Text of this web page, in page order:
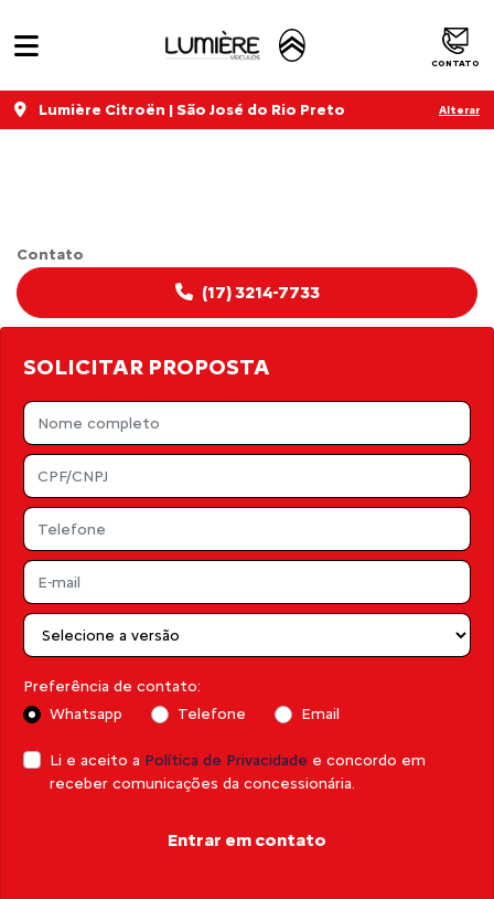
CONTATO
Lumière Citroën | São José do Rio Preto Alterar
SOLICITAR PROPOSTA
Preferência de contato:
Whatsapp
Telefone Email
Li e aceito a Política de Privacidade e concordo em
receber comunicações da concessionária.
Entrar em contato
Contato
(17) 3214-7733